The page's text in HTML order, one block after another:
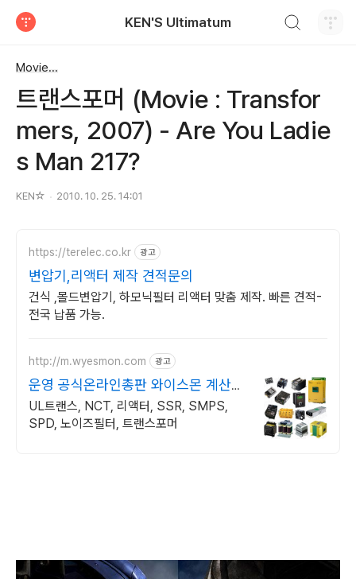
KEN'S Ultimatum
Movie...
트랜스포머 (Movie : Transfor
mers, 2007) - Are You Ladie
s Man 217?
KEN☆ 2010. 10. 25. 14:01
https://terelec.co.kr 광고
변압기,리액터 제작 견적문의
건식 ,몰드변압기, 하모닉필터 리액터 맞춤 제작. 빠른 견적-
전국 납품 가능.
http://m.wyesmon.com 광고
운영 공식온라인총판 와이스몬 계산서
발행 대량구매 상담환영
UL트랜스, NCT, 리액터, SSR, SMPS,
SPD, 노이즈필터, 트랜스포머